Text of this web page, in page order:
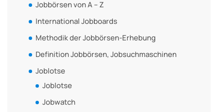
Jobbörsen von A – Z
International Jobboards
Methodik der Jobbörsen-Erhebung
Definition Jobbörsen, Jobsuchmaschinen
Joblotse
Joblotse
Jobwatch